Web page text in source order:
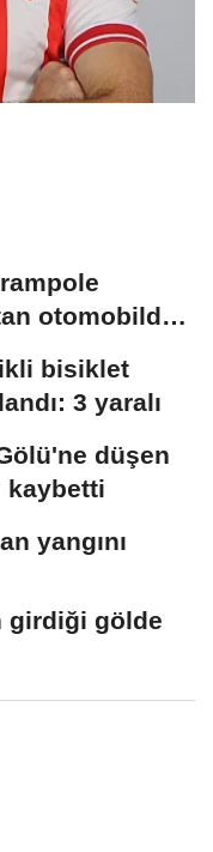
otomobilde
bisiklet
3 yaralı
düşen
kaybetti
yangını
girdiği gölde